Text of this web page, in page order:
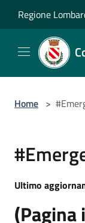
Regione
Home >
Ultimo